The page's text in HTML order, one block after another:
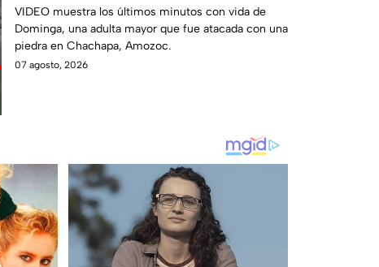
abuelita 4TACADA por 90 pesos en
Amozoc
VIDEO muestra los últimos minutos con vida de
Dominga, una adulta mayor que fue atacada con una
piedra en Chachapa, Amozoc.
07 agosto, 2026